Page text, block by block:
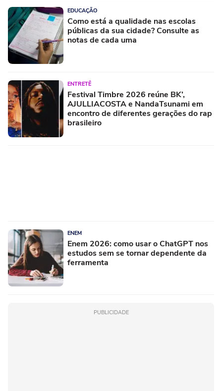
EDUCAÇÃO
Como está a qualidade nas escolas
públicas da sua cidade? Consulte as
notas de cada uma
ENTRETÊ
Festival Timbre 2026 reúne BK’,
AJULLIACOSTA e NandaTsunami em
encontro de diferentes gerações do rap
brasileiro
ENEM
Enem 2026: como usar o ChatGPT nos
estudos sem se tornar dependente da
ferramenta
PUBLICIDADE